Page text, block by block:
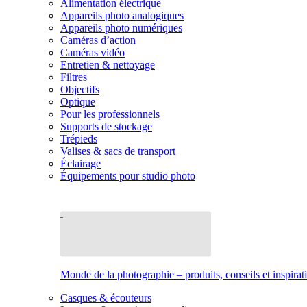
Alimentation électrique
Appareils photo analogiques
Appareils photo numériques
Caméras d’action
Caméras vidéo
Entretien & nettoyage
Filtres
Objectifs
Optique
Pour les professionnels
Supports de stockage
Trépieds
Valises & sacs de transport
Éclairage
Équipements pour studio photo
Monde de la photographie – produits, conseils et
Casques & écouteurs